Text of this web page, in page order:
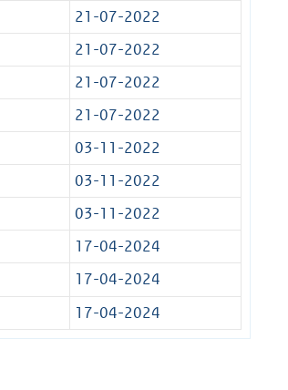
21-07-2022
21-07-2022
21-07-2022
21-07-2022
03-11-2022
03-11-2022
03-11-2022
17-04-2024
17-04-2024
17-04-2024